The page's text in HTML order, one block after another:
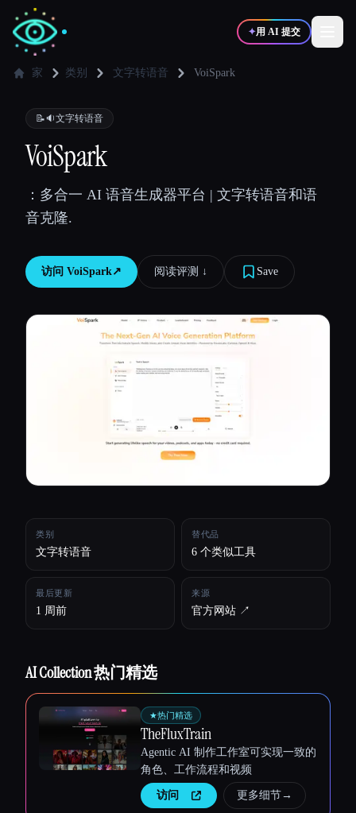
✦用 AI 提交
✍️写作者
💻 开发者
🎓学生
家 类别 文字转语音 VoiSpark
📝🔉文字转语音
VoiSpark
：多合一 AI 语音生成器平台 | 文字转语音和语
音克隆.
访问 VoiSpark↗︎ 阅读评测 ↓︎ Save
类别
文字转语音
替代品
6 个类似工具
最后更新
1 周前
来源
官方网站 ↗︎
AI Collection 热门精选
★热门精选
TheFluxTrain
Agentic AI 制作工作室可实现一致的
角色、工作流程和视频
访问 更多细节→